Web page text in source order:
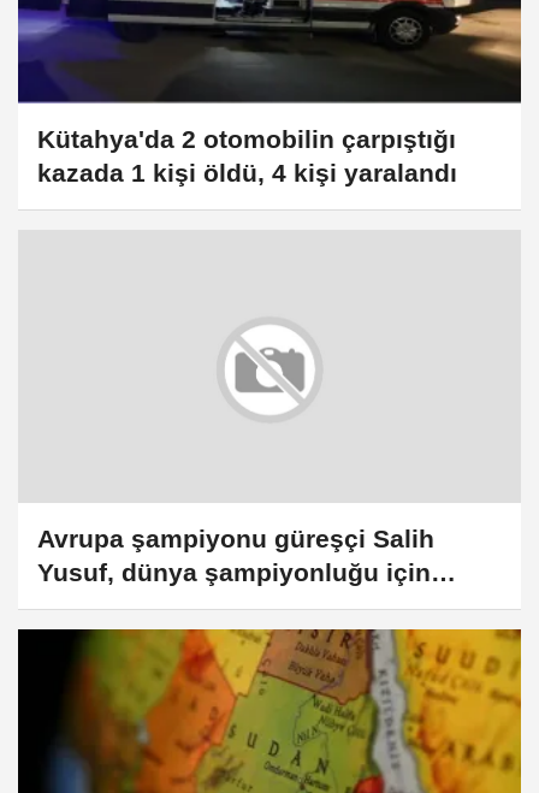
Kütahya'da 2 otomobilin çarpıştığı
kazada 1 kişi öldü, 4 kişi yaralandı
Avrupa şampiyonu güreşçi Salih
Yusuf, dünya şampiyonluğu için
mindere çıkacak